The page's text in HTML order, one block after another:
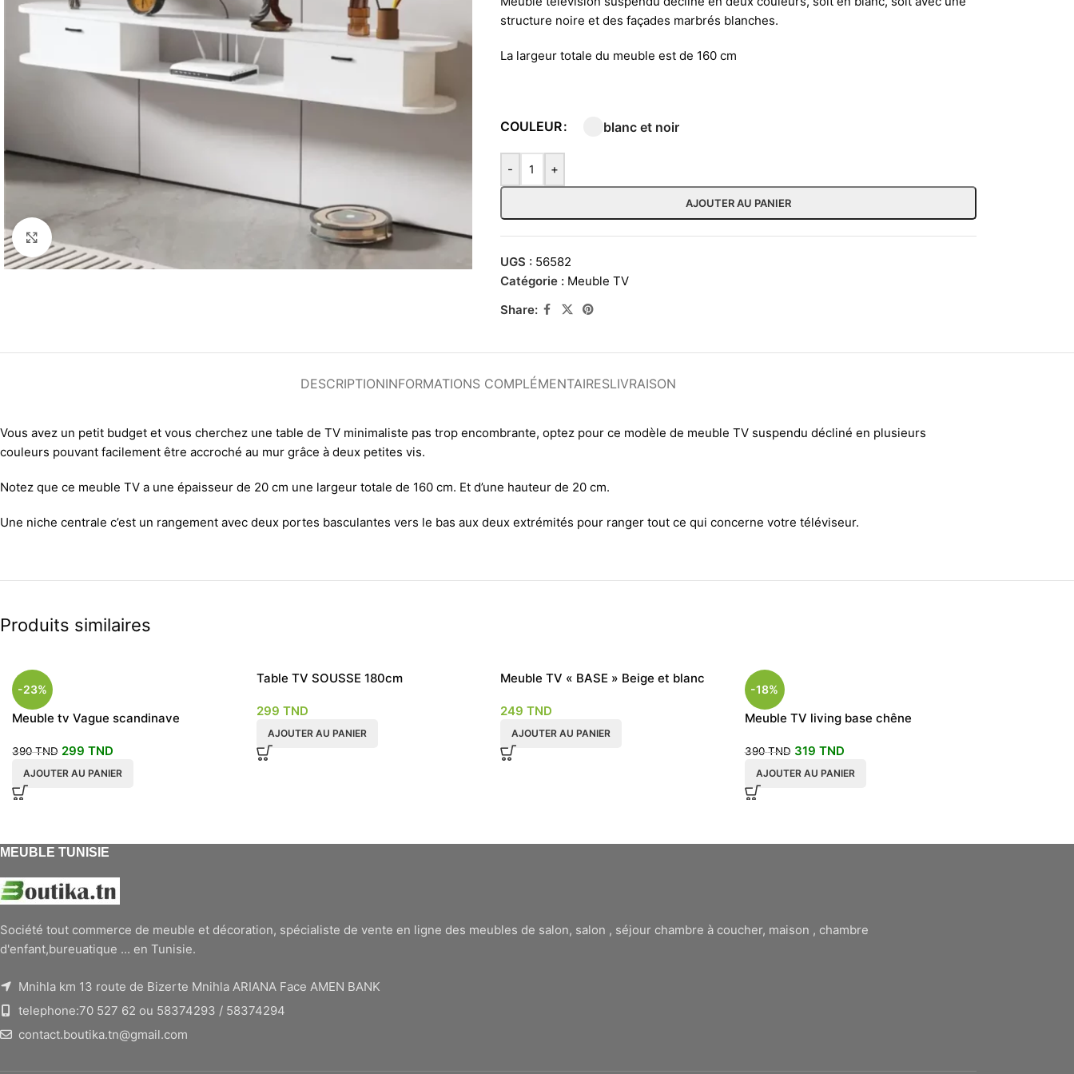
structure noire et des façades marbrés blanches.
La largeur totale du meuble est de 160 cm
COULEUR blanc et noir
- +
AJOUTER AU PANIER
UGS : 56582
Catégorie : Meuble TV
Share:
DESCRIPTIONINFORMATIONS COMPLÉMENTAIRESLIVRAISON
Vous avez un petit budget et vous cherchez une table de TV minimaliste pas trop encombrante, optez pour ce modèle de meuble TV suspendu décliné en plusieurs
couleurs pouvant facilement être accroché au mur grâce à deux petites vis.
Notez que ce meuble TV a une épaisseur de 20 cm une largeur totale de 160 cm. Et d’une hauteur de 20 cm.
Une niche centrale c’est un rangement avec deux portes basculantes vers le bas aux deux extrémités pour ranger tout ce qui concerne votre téléviseur.
Produits similaires
-23%
Meuble tv Vague scandinave
390TND 299 TND
AJOUTER AU PANIER
Table TV SOUSSE 180cm
299 TND
AJOUTER AU PANIER
Meuble TV « BASE » Beige et blanc
249 TND
AJOUTER AU PANIER
-18%
Meuble TV living base chêne
390TND 319 TND
AJOUTER AU PANIER
MEUBLE TUNISIE
Société tout commerce de meuble et décoration, spécialiste de vente en ligne des meubles de salon, salon , séjour chambre à coucher, maison , chambre
d'enfant,bureuatique ... en Tunisie.
Mnihla km 13 route de Bizerte Mnihla ARIANA Face AMEN BANK
telephone:70 527 62 ou 58374293 / 58374294
contact.boutika.tn@gmail.com